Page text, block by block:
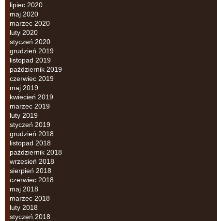
lipiec 2020
maj 2020
marzec 2020
luty 2020
styczeń 2020
grudzień 2019
listopad 2019
październik 2019
czerwiec 2019
maj 2019
kwiecień 2019
marzec 2019
luty 2019
styczeń 2019
grudzień 2018
listopad 2018
październik 2018
wrzesień 2018
sierpień 2018
czerwiec 2018
maj 2018
marzec 2018
luty 2018
styczeń 2018